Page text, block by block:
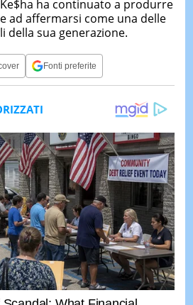
ha continuato a produrre
ad affermarsi come una delle
della sua generazione.
Fonti preferite